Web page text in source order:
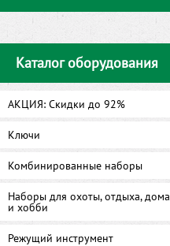
Каталог оборудования
АКЦИЯ: Скидки до 92%
Ключи
Комбинированные наборы
Наборы для охоты, отдыха, дома
и хобби
Режущий инструмент